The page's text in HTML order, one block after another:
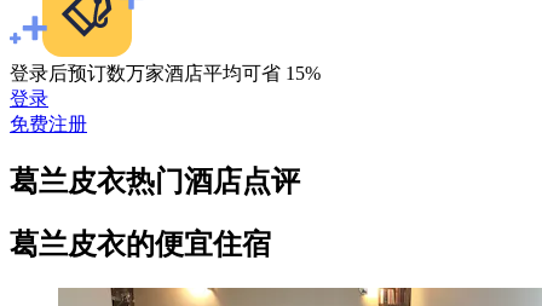
登录后预订数万家酒店平均可省 15%
登录
免费注册
葛兰皮衣热门酒店点评
葛兰皮衣的便宜住宿